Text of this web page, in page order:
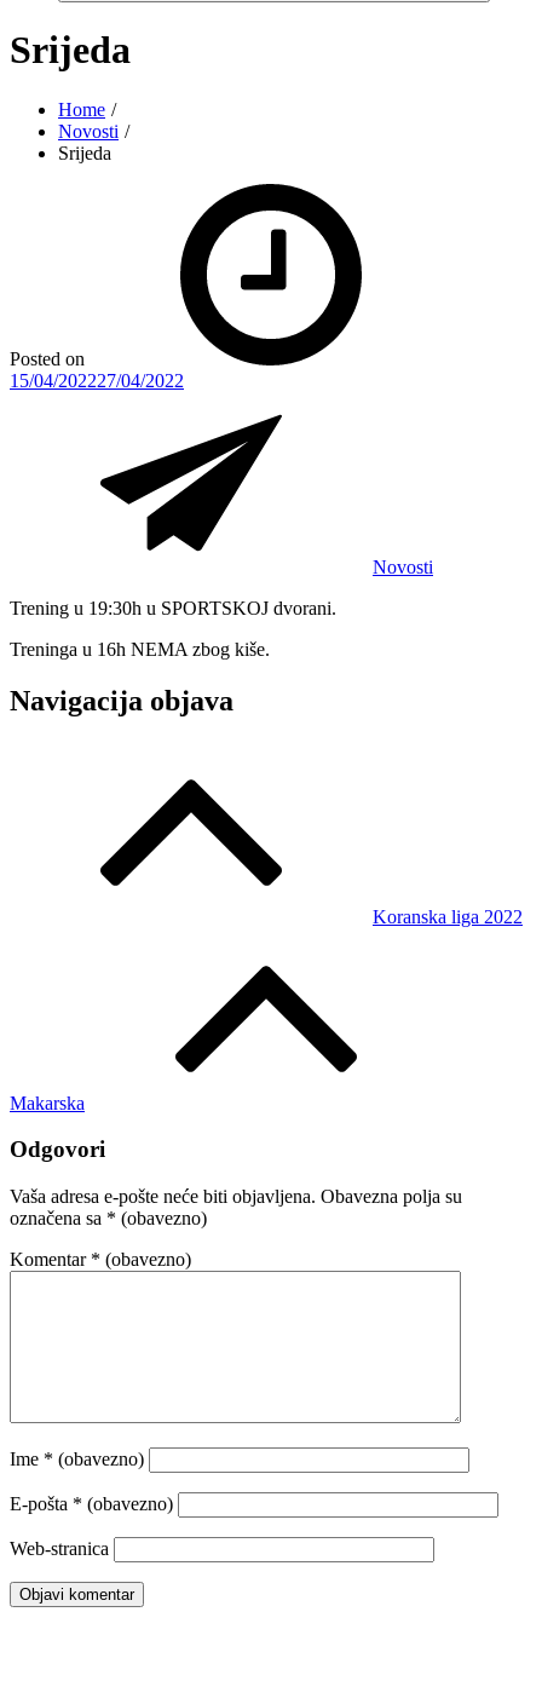
Srijeda
Home
Novosti
Srijeda
Posted on
15/04/202227/04/2022
Novosti
Trening u 19:30h u SPORTSKOJ dvorani.
Treninga u 16h NEMA zbog kiše.
Navigacija objava
Koranska liga 2022
Makarska
Odgovori
Vaša adresa e-pošte neće biti objavljena. Obavezna polja su
označena sa * (obavezno)
Komentar * (obavezno)
Ime * (obavezno)
E-pošta * (obavezno)
Web-stranica